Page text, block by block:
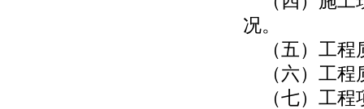
况。
（五）工程
（六）工程
（七）工程